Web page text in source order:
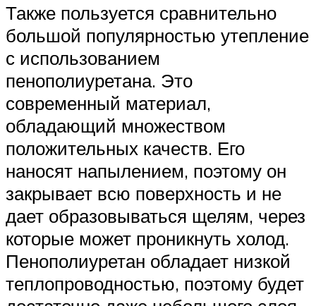
Также пользуется сравнительно
большой популярностью утепление
с использованием
пенополиуретана. Это
современный материал,
обладающий множеством
положительных качеств. Его
наносят напылением, поэтому он
закрывает всю поверхность и не
дает образовываться щелям, через
которые может проникнуть холод.
Пенополиуретан обладает низкой
теплопроводностью, поэтому будет